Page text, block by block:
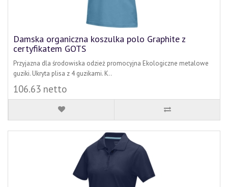
Damska organiczna koszulka polo Graphite z
certyfikatem GOTS
Przyjazna dla środowiska odzież promocyjna Ekologiczne metalowe
guziki. Ukryta plisa z 4 guzikami. K..
106.63 netto